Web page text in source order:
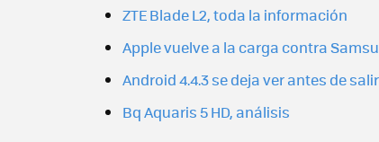
ZTE Blade L2, toda la información
Apple vuelve a la carga contra
Android 4.4.3 se deja ver antes de
Bq Aquaris 5 HD, análisis